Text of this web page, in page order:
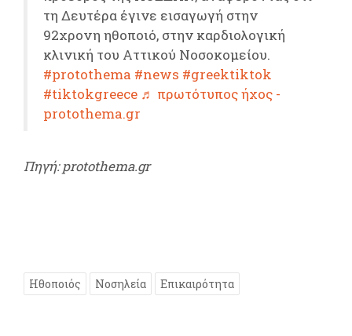
τη Δευτέρα έγινε εισαγωγή στην
92χρονη ηθοποιό, στην καρδιολογική
κλινική του Αττικού Νοσοκομείου.
#protothema #news #greektiktok
#tiktokgreece ♬ πρωτότυπος ήχος -
protothema.gr
Πηγή: protothema.gr
Ηθοποιός Νοσηλεία Επικαιρότητα